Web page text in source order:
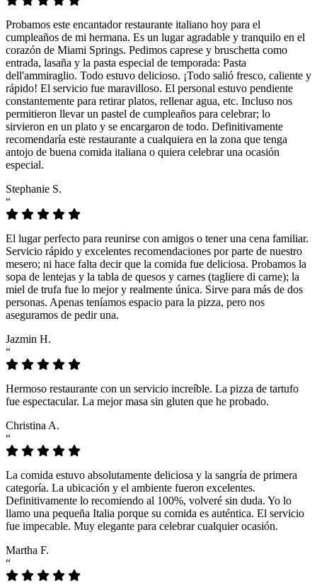
Probamos este encantador restaurante italiano hoy para el
cumpleaños de mi hermana. Es un lugar agradable y tranquilo en el
corazón de Miami Springs. Pedimos caprese y bruschetta como
entrada, lasaña y la pasta especial de temporada: Pasta
dell'ammiraglio. Todo estuvo delicioso. ¡Todo salió fresco, caliente y
rápido! El servicio fue maravilloso. El personal estuvo pendiente
constantemente para retirar platos, rellenar agua, etc. Incluso nos
permitieron llevar un pastel de cumpleaños para celebrar; lo
sirvieron en un plato y se encargaron de todo. Definitivamente
recomendaría este restaurante a cualquiera en la zona que tenga
antojo de buena comida italiana o quiera celebrar una ocasión
especial.
Stephanie S.
“
El lugar perfecto para reunirse con amigos o tener una cena familiar.
Servicio rápido y excelentes recomendaciones por parte de nuestro
mesero; ni hace falta decir que la comida fue deliciosa. Probamos la
sopa de lentejas y la tabla de quesos y carnes (tagliere di carne); la
miel de trufa fue lo mejor y realmente única. Sirve para más de dos
personas. Apenas teníamos espacio para la pizza, pero nos
aseguramos de pedir una.
Jazmin H.
“
Hermoso restaurante con un servicio increíble. La pizza de tartufo
fue espectacular. La mejor masa sin gluten que he probado.
Christina A.
“
La comida estuvo absolutamente deliciosa y la sangría de primera
categoría. La ubicación y el ambiente fueron excelentes.
Definitivamente lo recomiendo al 100%, volveré sin duda. Yo lo
llamo una pequeña Italia porque su comida es auténtica. El servicio
fue impecable. Muy elegante para celebrar cualquier ocasión.
Martha F.
“